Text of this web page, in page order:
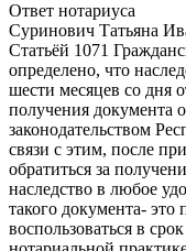
Ответ нотариуса
Суринович Татьяна
Статьёй 1071
определено, что
шести месяцев со дня
получения документа
законодательством
связи с этим, после
обратиться за
наследство в любое
такого документа-
воспользоваться в